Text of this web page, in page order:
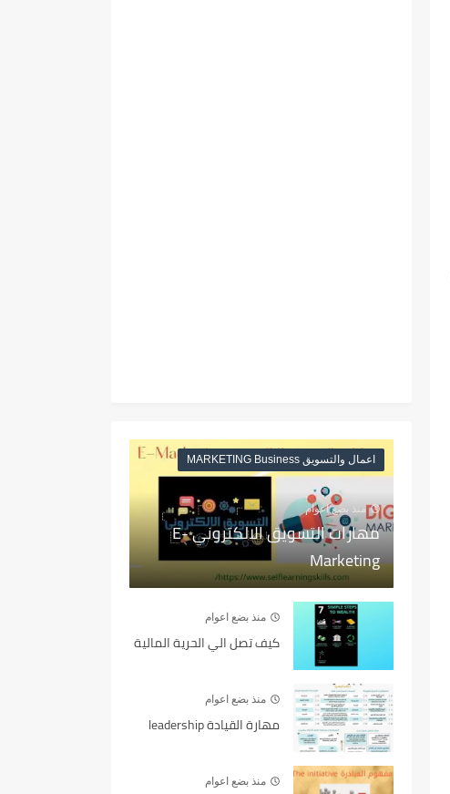
اعمال والتسويق MARKETING Business
منذ بضع اعوام
مهارات التسويق الالكتروني E-
Marketing
منذ بضع اعوام
كيف تصل الي الحرية المالية
منذ بضع اعوام
مهارة القيادة leadership
منذ بضع اعوام